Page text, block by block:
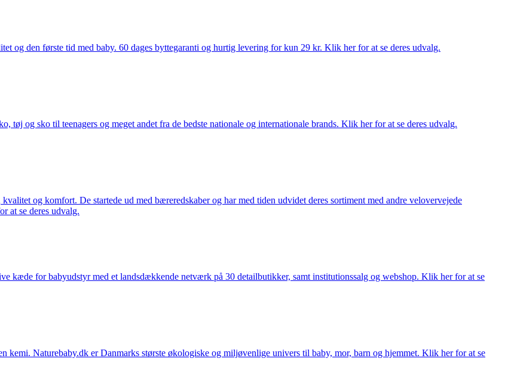
og den første tid med baby. 60 dages byttegaranti og hurtig levering for kun 29 kr. Klik her for at se deres udvalg.
og sko til teenagers og meget andet fra de bedste nationale og internationale brands. Klik her for at se deres udvalg.
og komfort. De startede ud med bæreredskaber og har med tiden udvidet deres sortiment med andre velovervejede
at se deres udvalg.
kæde for babyudstyr med et landsdækkende netværk på 30 detailbutikker, samt institutionssalg og webshop. Klik her for at se
Naturebaby.dk er Danmarks største økologiske og miljøvenlige univers til baby, mor, barn og hjemmet. Klik her for at se